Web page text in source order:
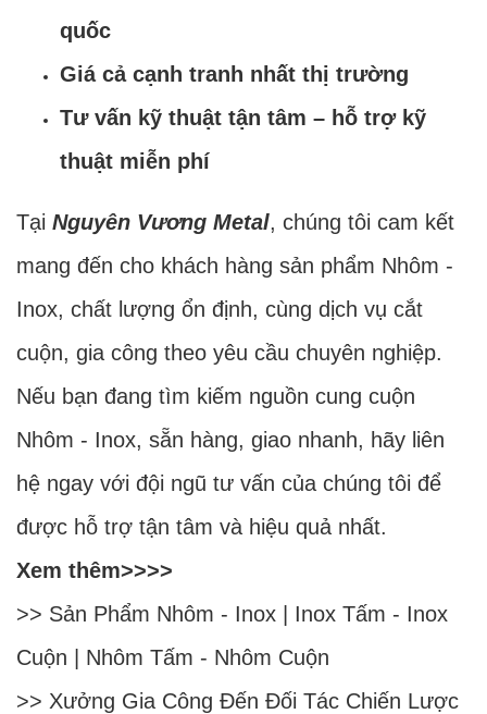
quốc
Giá cả cạnh tranh nhất thị trường
Tư vấn kỹ thuật tận tâm – hỗ trợ kỹ
thuật miễn phí
Tại Nguyên Vương Metal, chúng tôi cam kết
mang đến cho khách hàng sản phẩm Nhôm -
Inox, chất lượng ổn định, cùng dịch vụ cắt
cuộn, gia công theo yêu cầu chuyên nghiệp.
Nếu bạn đang tìm kiếm nguồn cung cuộn
Nhôm - Inox, sẵn hàng, giao nhanh, hãy liên
hệ ngay với đội ngũ tư vấn của chúng tôi để
được hỗ trợ tận tâm và hiệu quả nhất.
Xem thêm>>>>
>> Sản Phẩm Nhôm - Inox Inox Tấm - Inox
Cuộn
Nhôm Tấm - Nhôm Cuộn
>> Xưởng Gia Công Đến Đối Tác Chiến Lược